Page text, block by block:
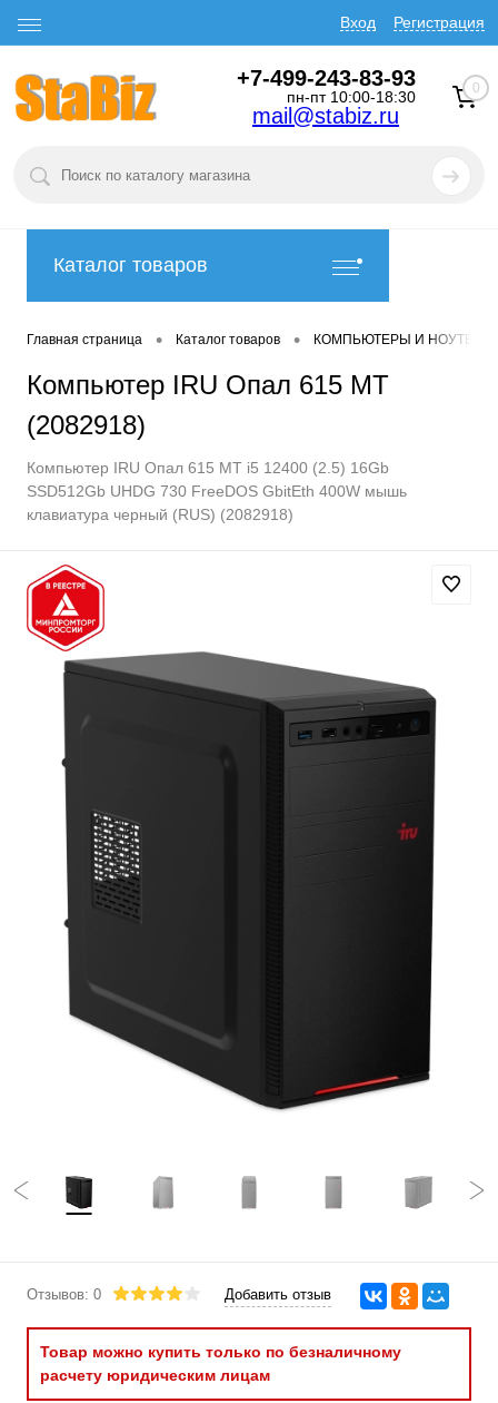
Вход Регистрация
+7-499-243-83-93
пн-пт 10:00-18:30
mail@stabiz.ru
0
Каталог товаров
Главная страница • Каталог товаров • КОМПЬЮТЕРЫ И
Компьютер IRU Опал 615 MT
(2082918)
Компьютер IRU Опал 615 MT i5 12400 (2.5) 16Gb
SSD512Gb UHDG 730 FreeDOS GbitEth 400W мышь
клавиатура черный (RUS) (2082918)
Отзывов: 0 Добавить отзыв
Товар можно купить только по безналичному
расчету юридическим лицам